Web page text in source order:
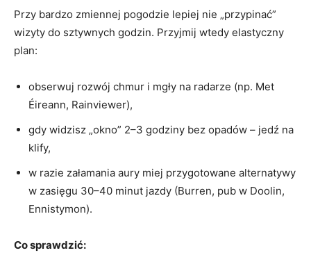
Przy bardzo zmiennej pogodzie lepiej nie „przypinać”
wizyty do sztywnych godzin. Przyjmij wtedy elastyczny
plan:
obserwuj rozwój chmur i mgły na radarze (np. Met
Éireann, Rainviewer),
gdy widzisz „okno” 2–3 godziny bez opadów – jedź na
klify,
w razie załamania aury miej przygotowane alternatywy
w zasięgu 30–40 minut jazdy (Burren, pub w Doolin,
Ennistymon).
Co sprawdzić: